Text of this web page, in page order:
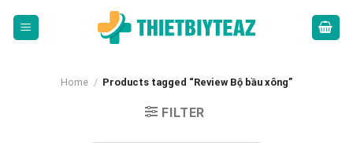
Home / Products tagged “Review Bộ bầu xông”
FILTER